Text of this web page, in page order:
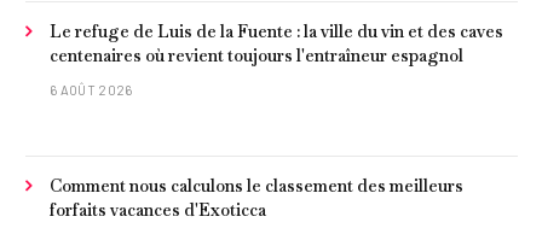
Le refuge de Luis de la Fuente : la ville du vin et des caves
centenaires où revient toujours l'entraîneur espagnol
6 AOÛT 2026
Comment nous calculons le classement des meilleurs
forfaits vacances d'Exoticca